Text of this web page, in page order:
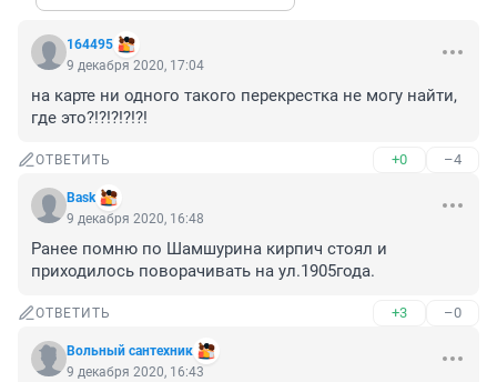
164495
9 декабря 2020, 17:04
на карте ни одного такого перекрестка не могу найти,
где это?!?!?!?!?!
ОТВЕТИТЬ +0 –4
Bask
9 декабря 2020, 16:48
Ранее помню по Шамшурина кирпич стоял и
приходилось поворачивать на ул.1905года.
ОТВЕТИТЬ +3 –0
Вольный сантехник
9 декабря 2020, 16:43